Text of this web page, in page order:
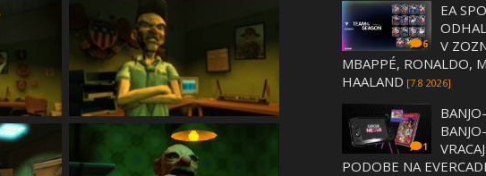
6
EA
V
MBAPPÉ, RONALDO,
HAALAND [7.8 2026]
1
PODOBE NA